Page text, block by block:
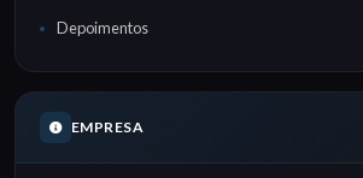
Depoimentos
EMPRESA